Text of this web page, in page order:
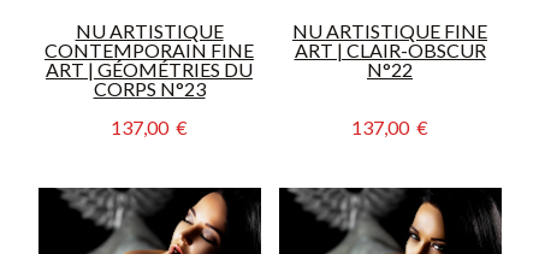
NU ARTISTIQUE
CONTEMPORAIN FINE
ART | GÉOMÉTRIES DU
CORPS N°23
137,00  €
NU ARTISTIQUE FINE
ART | CLAIR-OBSCUR
N°22
137,00  €